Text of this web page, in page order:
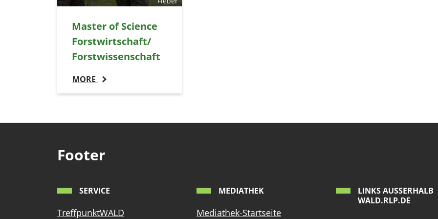
Master of Science
Forstwirtschaft/
Forstwissenschaft
MORE
Footer
SERVICE
TreffpunktWALD
MEDIATHEK
Mediathek-Startseite
LINKS AUSSERHALB W
ALD.RLP.DE